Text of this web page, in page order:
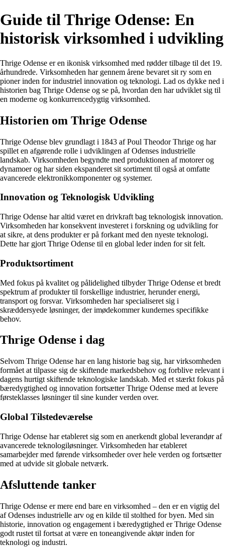
Guide til Thrige Odense: En
historisk virksomhed i udvikling
Thrige Odense er en ikonisk virksomhed med rødder tilbage til det 19.
århundrede. Virksomheden har gennem årene bevaret sit ry som en
pioner inden for industriel innovation og teknologi. Lad os dykke ned i
historien bag Thrige Odense og se på, hvordan den har udviklet sig til
en moderne og konkurrencedygtig virksomhed.
Historien om Thrige Odense
Thrige Odense blev grundlagt i 1843 af Poul Theodor Thrige og har
spillet en afgørende rolle i udviklingen af Odenses industrielle
landskab. Virksomheden begyndte med produktionen af motorer og
dynamoer og har siden ekspanderet sit sortiment til også at omfatte
avancerede elektronikkomponenter og systemer.
Innovation og Teknologisk Udvikling
Thrige Odense har altid været en drivkraft bag teknologisk innovation.
Virksomheden har konsekvent investeret i forskning og udvikling for
at sikre, at dens produkter er på forkant med den nyeste teknologi.
Dette har gjort Thrige Odense til en global leder inden for sit felt.
Produktsortiment
Med fokus på kvalitet og pålidelighed tilbyder Thrige Odense et bredt
spektrum af produkter til forskellige industrier, herunder energi,
transport og forsvar. Virksomheden har specialiseret sig i
skræddersyede løsninger, der imødekommer kundernes specifikke
behov.
Thrige Odense i dag
Selvom Thrige Odense har en lang historie bag sig, har virksomheden
formået at tilpasse sig de skiftende markedsbehov og forblive relevant i
dagens hurtigt skiftende teknologiske landskab. Med et stærkt fokus på
bæredygtighed og innovation fortsætter Thrige Odense med at levere
førsteklasses løsninger til sine kunder verden over.
Global Tilstedeværelse
Thrige Odense har etableret sig som en anerkendt global leverandør af
avancerede teknologiløsninger. Virksomheden har etableret
samarbejder med førende virksomheder over hele verden og fortsætter
med at udvide sit globale netværk.
Afsluttende tanker
Thrige Odense er mere end bare en virksomhed – den er en vigtig del
af Odenses industrielle arv og en kilde til stolthed for byen. Med sin
historie, innovation og engagement i bæredygtighed er Thrige Odense
godt rustet til fortsat at være en toneangivende aktør inden for
teknologi og industri.